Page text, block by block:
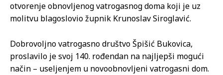
otvorenje obnovljenog vatrogasnog doma koji je uz
molitvu blagoslovio župnik Krunoslav Siroglavić.
Dobrovoljno vatrogasno društvo Špišić Bukovica,
proslavilo je svoj 140. rođendan na najljepši mogući
način – useljenjem u novoobnovljeni vatrogasni dom.